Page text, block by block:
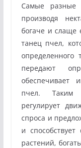
Самые разные
производя
богаче и слаще
танец пчел,
передают
обеспечивает
пчел. Таким
регулирует
спроса и
и
растений,